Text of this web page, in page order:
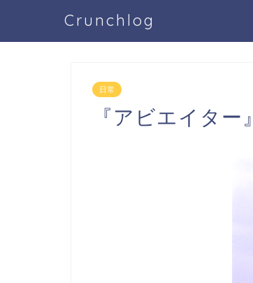
Crunchlog
日常
『アビエイター』